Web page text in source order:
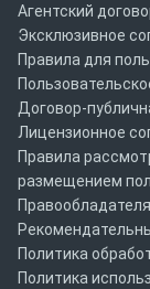
Агентский
Эксклюзивное
Правила для
Договор-
Лицензионное
Правила
размещением
Политика
Политика